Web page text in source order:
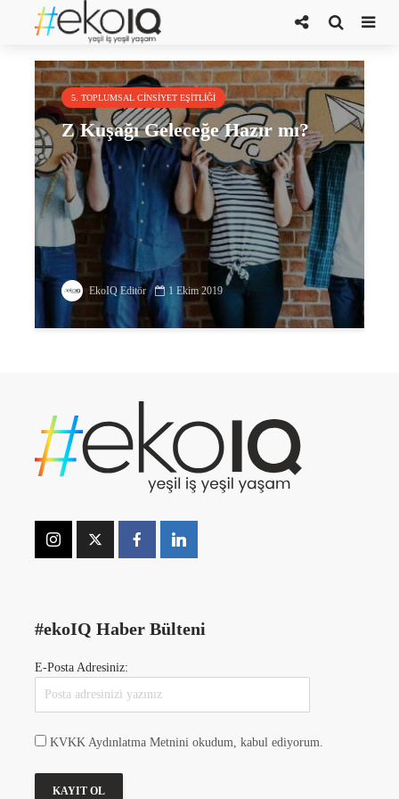
Milli Eğitim Bakanı Ziya Selçuk
5. TOPLUMSAL CINSIYET EŞITLIĞI
Z Kuşağı Geleceğe Hazır mı?
EkoIQ Editör 1 Ekim 2019
#ekoIQ Haber Bülteni
E-Posta Adresiniz:
KVKK Aydınlatma Metnini okudum, kabul ediyorum.